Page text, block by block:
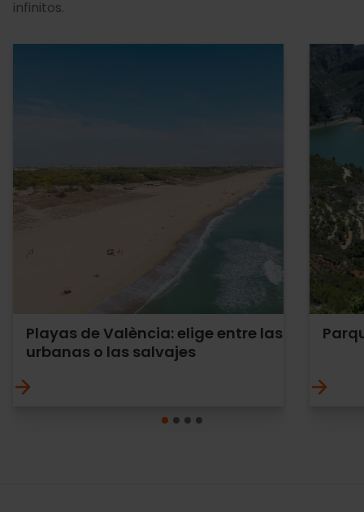
infinitos.
Playas de València: elige entre las
urbanas o las salvajes